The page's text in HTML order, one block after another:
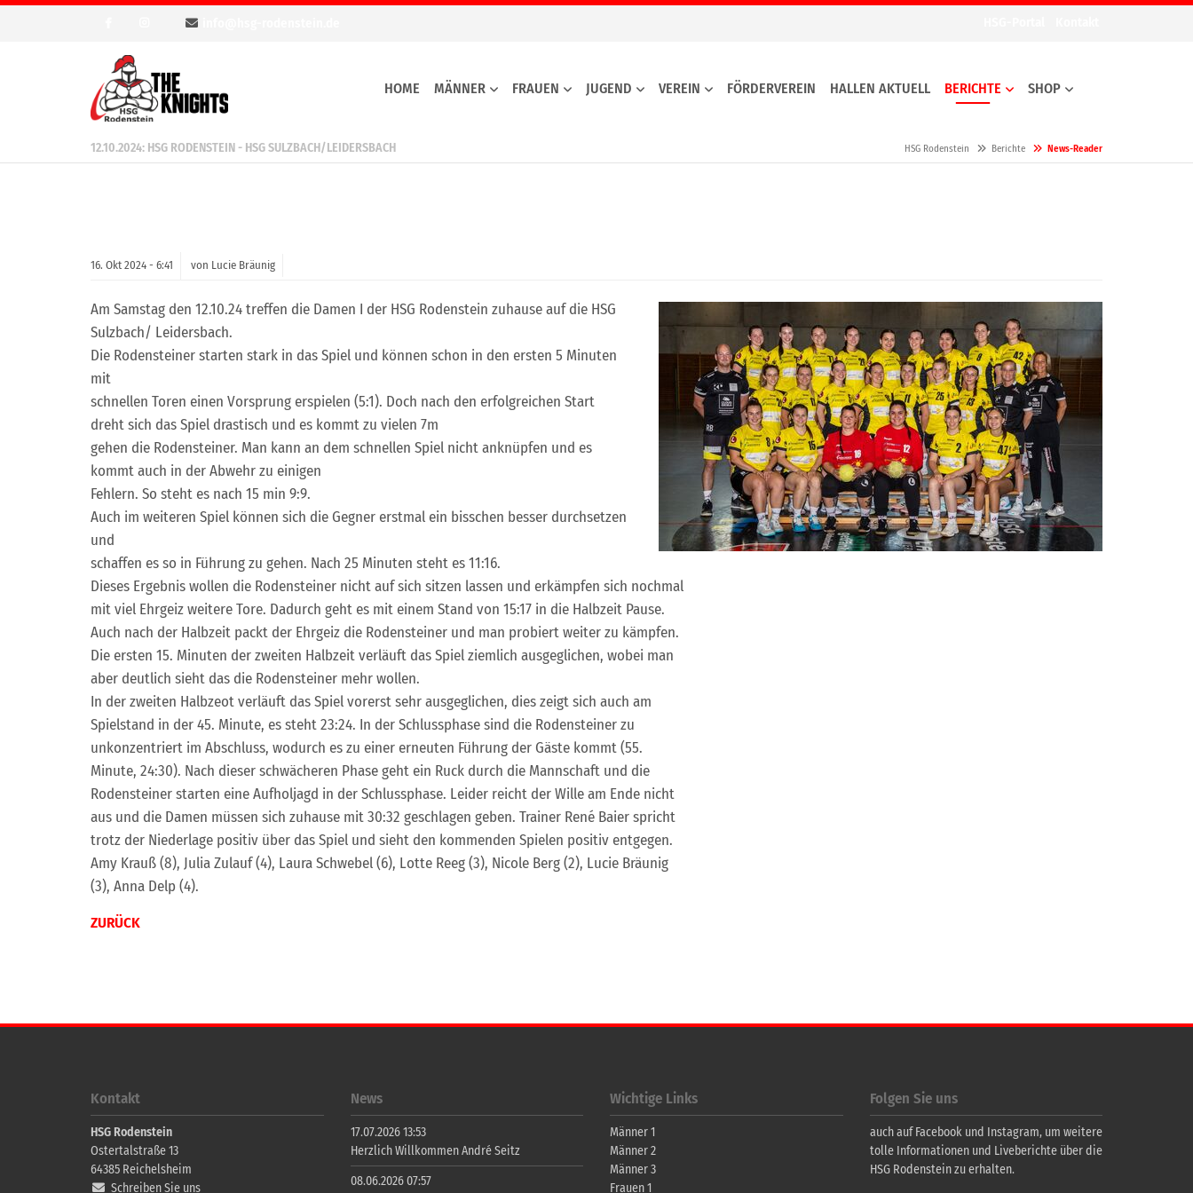
HOME MÄNNER FRAUEN JUGEND VEREIN FÖRDERVEREIN HALLEN AKTUELL BERICHTE SHOP
12.10.2024: HSG RODENSTEIN - HSG SULZBACH/LEIDERSBACH HSG Rodenstein Berichte News-Reader
16. Okt 2024 - 6:41 von Lucie Bräunig
Am Samstag den 12.10.24 treffen die Damen I der HSG Rodenstein zuhause auf die HSG
Sulzbach/ Leidersbach.
Die Rodensteiner starten stark in das Spiel und können schon in den ersten 5 Minuten
mit
schnellen Toren einen Vorsprung erspielen (5:1). Doch nach den erfolgreichen Start
dreht sich das Spiel drastisch und es kommt zu vielen 7m
gehen die Rodensteiner. Man kann an dem schnellen Spiel nicht anknüpfen und es
kommt auch in der Abwehr zu einigen
Fehlern. So steht es nach 15 min 9:9.
Auch im weiteren Spiel können sich die Gegner erstmal ein bisschen besser durchsetzen
und
schaffen es so in Führung zu gehen. Nach 25 Minuten steht es 11:16.
Dieses Ergebnis wollen die Rodensteiner nicht auf sich sitzen lassen und erkämpfen sich nochmal
mit viel Ehrgeiz weitere Tore. Dadurch geht es mit einem Stand von 15:17 in die Halbzeit Pause.
Auch nach der Halbzeit packt der Ehrgeiz die Rodensteiner und man probiert weiter zu kämpfen.
Die ersten 15. Minuten der zweiten Halbzeit verläuft das Spiel ziemlich ausgeglichen, wobei man
aber deutlich sieht das die Rodensteiner mehr wollen.
In der zweiten Halbzeot verläuft das Spiel vorerst sehr ausgeglichen, dies zeigt sich auch am
Spielstand in der 45. Minute, es steht 23:24. In der Schlussphase sind die Rodensteiner zu
unkonzentriert im Abschluss, wodurch es zu einer erneuten Führung der Gäste kommt (55.
Minute, 24:30). Nach dieser schwächeren Phase geht ein Ruck durch die Mannschaft und die
Rodensteiner starten eine Aufholjagd in der Schlussphase. Leider reicht der Wille am Ende nicht
aus und die Damen müssen sich zuhause mit 30:32 geschlagen geben. Trainer René Baier spricht
trotz der Niederlage positiv über das Spiel und sieht den kommenden Spielen positiv entgegen.
Amy Krauß (8), Julia Zulauf (4), Laura Schwebel (6), Lotte Reeg (3), Nicole Berg (2), Lucie Bräunig
(3), Anna Delp (4).
ZURÜCK
Kontakt
HSG Rodenstein
Ostertalstraße 13
64385 Reichelsheim
Schreiben Sie uns
News
17.07.2026 13:53
Herzlich Willkommen André Seitz
08.06.2026 07:57
Wichtige Links
Männer 1
Männer 2
Männer 3
Frauen 1
Folgen Sie uns
auch auf Facebook und Instagram, um weitere
tolle Informationen und Liveberichte über die
HSG Rodenstein zu erhalten.